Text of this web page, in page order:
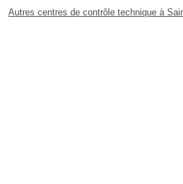
Autres centres de contrôle technique à